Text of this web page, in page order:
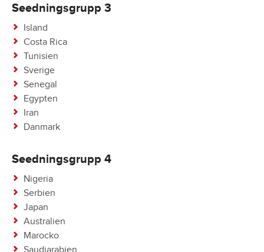
Seedningsgrupp 3
Island
Costa Rica
Tunisien
Sverige
Senegal
Egypten
Iran
Danmark
Seedningsgrupp 4
Nigeria
Serbien
Japan
Australien
Marocko
Saudiarabien